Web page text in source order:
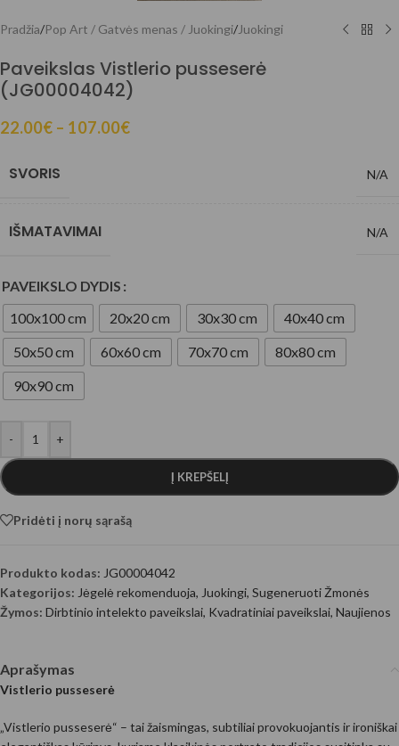
Pradžia/Pop Art / Gatvės menas / Juokingi/Juokingi
Paveikslas Vistlerio pusseserė
(JG00004042)
22.00€ – 107.00€
SVORIS N/A
IŠMATAVIMAI N/A
PAVEIKSLO DYDIS
100x100 cm
20x20 cm 30x30 cm
40x40 cm
50x50 cm
60x60 cm 70x70 cm
80x80 cm
90x90 cm
- +
Į KREPŠELĮ
Pridėti į norų sąrašą
Produkto kodas: JG00004042
Kategorijos: Jėgelė rekomenduoja, Juokingi, Sugeneruoti Žmonės
Žymos: Dirbtinio intelekto paveikslai, Kvadratiniai paveikslai, Naujienos
Aprašymas
Vistlerio pusseserė
„Vistlerio pusseserė“ – tai žaismingas, subtiliai provokuojantis ir ironiškai